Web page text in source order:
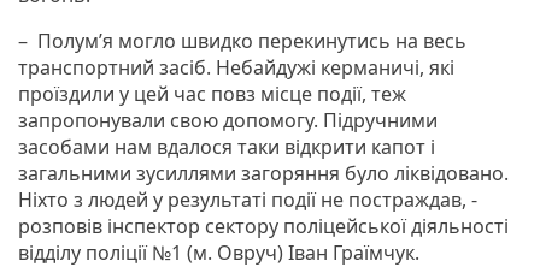
– Полум’я могло швидко перекинутись на весь
транспортний засіб. Небайдужі керманичі, які
проїздили у цей час повз місце події, теж
запропонували свою допомогу. Підручними
засобами нам вдалося таки відкрити капот і
загальними зусиллями загоряння було ліквідовано.
Ніхто з людей у результаті події не постраждав, -
розповів інспектор сектору поліцейської діяльності
відділу поліції №1 (м. Овруч) Іван Граїмчук.